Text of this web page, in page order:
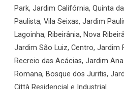
Park, Jardim Califórnia, Quinta
Paulista, Vila Seixas, Jardim
Lagoinha, Ribeirânia, Nova
Jardim São Luiz, Centro, Jardim
Recreio das Acácias, Jardim
Romana, Bosque dos Juritis,
Città Residencial e Industrial.